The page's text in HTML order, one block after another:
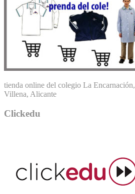
tienda online del colegio La Encarnación,
Villena, Alicante
Clickedu